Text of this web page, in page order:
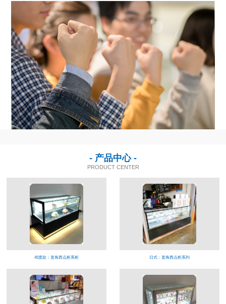
- 产品中心 -
PRODUCT CENTER
45度款：直角西点柜系柜 日式：直角西点柜系列